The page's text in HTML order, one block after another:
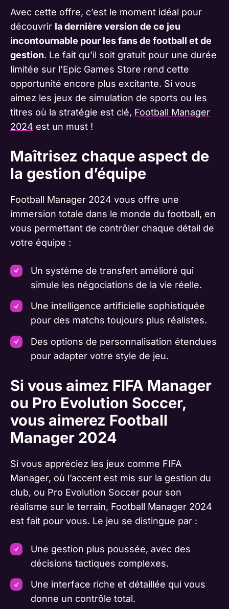
Avec cette offre, c’est le moment idéal pour
découvrir la dernière version de ce jeu
incontournable pour les fans de football et de
gestion. Le fait qu’il soit gratuit pour une durée
limitée sur l’Epic Games Store rend cette
opportunité encore plus excitante. Si vous
aimez les jeux de simulation de sports ou les
titres où la stratégie est clé, Football Manager
2024 est un must !
Maîtrisez chaque aspect de
la gestion d’équipe
Football Manager 2024 vous offre une
immersion totale dans le monde du football, en
vous permettant de contrôler chaque détail de
votre équipe :
Un système de transfert amélioré qui
simule les négociations de la vie réelle.
Une intelligence artificielle sophistiquée
pour des matchs toujours plus réalistes.
Des options de personnalisation étendues
pour adapter votre style de jeu.
Si vous aimez FIFA Manager
ou Pro Evolution Soccer,
vous aimerez Football
Manager 2024
Si vous appréciez les jeux comme FIFA
Manager, où l’accent est mis sur la gestion du
club, ou Pro Evolution Soccer pour son
réalisme sur le terrain, Football Manager 2024
est fait pour vous. Le jeu se distingue par :
Une gestion plus poussée, avec des
décisions tactiques complexes.
Une interface riche et détaillée qui vous
donne un contrôle total.